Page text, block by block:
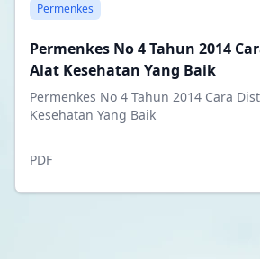
Permenkes
Permenkes No 4 Tahun 2014
Alat Kesehatan Yang Baik
Permenkes No 4 Tahun 2014 Cara
Kesehatan Yang Baik
PDF